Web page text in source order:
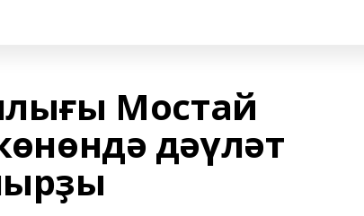
Мостай
дәүләт